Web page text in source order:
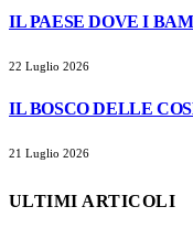
IL PAESE DOVE I
22 Luglio 2026
IL BOSCO DELLE
21 Luglio 2026
ULTIMI ARTICOLI